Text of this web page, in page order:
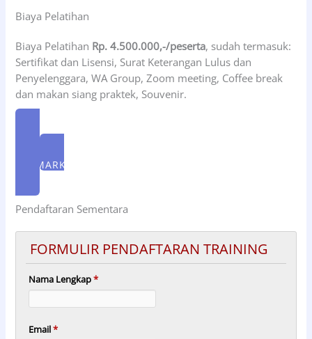
Biaya Pelatihan
Biaya Pelatihan Rp. 4.500.000,-/peserta, sudah termasuk:
Sertifikat dan Lisensi, Surat Keterangan Lulus dan
Penyelenggara, WA Group, Zoom meeting, Coffee break
dan makan siang praktek, Souvenir.
FORM PENDAFTARAN
WA MARKETING
Pendaftaran Sementara
FORMULIR PENDAFTARAN TRAINING
Nama Lengkap*
Email*